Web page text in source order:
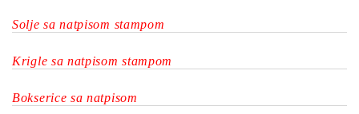
Solje sa natpisom stampom
Krigle sa natpisom stampom
Bokserice sa natpisom